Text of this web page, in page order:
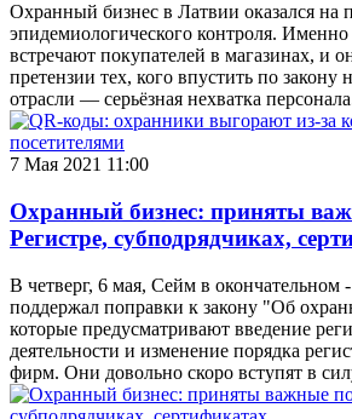
Охранный бизнес в Латвии оказался на
эпидемиологического контроля.
встречают покупателей в магазинах, и
претензии тех, кого впустить по закону
отрасли — серьёзная нехватка
7 Мая 2021 11:00
Охранный бизнес: приняты
Регистре, субподрядчиках,
В четверг, 6 мая, Сейм в окончательном
поддержал поправки к закону "Об
которые предусматривают введение
деятельности и изменение порядка
фирм. Они довольно скоро вступят в